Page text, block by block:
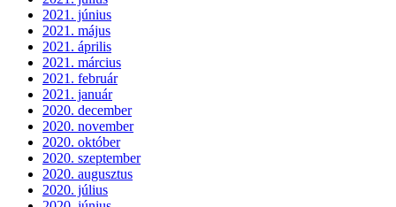
2021. június
2021. május
2021. április
2021. március
2021. február
2021. január
2020. december
2020. november
2020. október
2020. szeptember
2020. augusztus
2020. július